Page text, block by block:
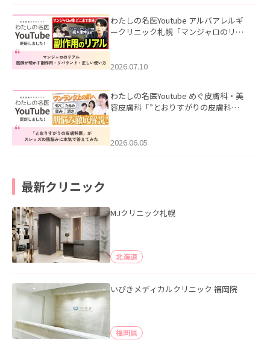
わたしの名医Youtube アルバアレルギ
ークリニック札幌「マンジャロのリア
た。
2026.07.10
わたしの名医Youtube めぐ皮膚科・美
容皮膚科「”とおりすがりの皮膚科
2026.06.05
最新クリニック
MJクリニック札幌
北海道
いびきメディカルクリニック 福岡院
福岡県